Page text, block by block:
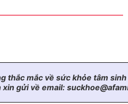
thắc mắc về sức khỏe tâm
gửi về email: